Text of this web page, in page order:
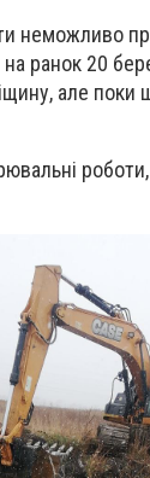
неможливо
ранок 20
але
роботи,